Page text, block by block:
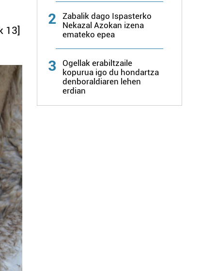
13]
2
Zabalik dago Ispasterko
Nekazal Azokan izena
emateko epea
3
Ogellak erabiltzaile
kopurua igo du hondartza
denboraldiaren lehen
erdian